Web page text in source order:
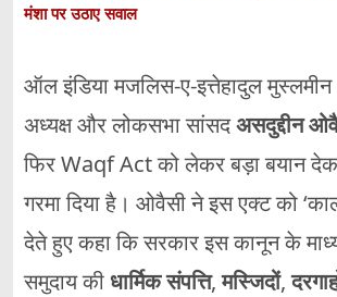
मंशा पर उठाए सवाल
ऑल इंडिया मजलिस-ए-इत्तेहादुल
अध्यक्ष और लोकसभा सांसदअसदुद्दीन
फिर Waqf Act को लेकर बड़ा बयान
गरमा दिया है। ओवैसी ने इस एक्ट को
देते हुए कहा कि सरकार इस कानून के
समुदाय की धार्मिक संपत्ति,मस्जिदों,